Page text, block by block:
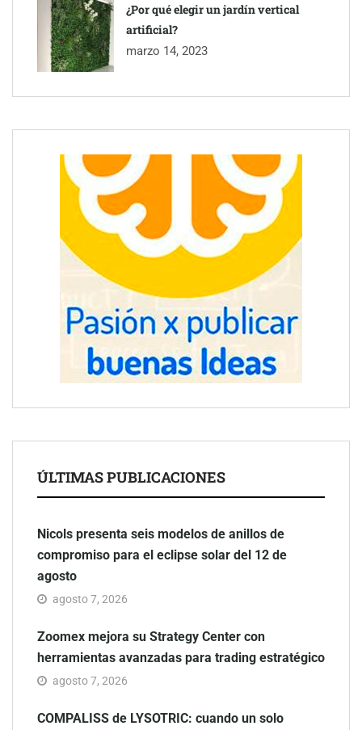
¿Por qué elegir un jardín vertical
artificial?
marzo 14, 2023
ÚLTIMAS PUBLICACIONES
Nicols presenta seis modelos de anillos de
compromiso para el eclipse solar del 12 de
agosto
agosto 7, 2026
Zoomex mejora su Strategy Center con
herramientas avanzadas para trading estratégico
agosto 7, 2026
COMPALISS de LYSOTRIC: cuando un solo